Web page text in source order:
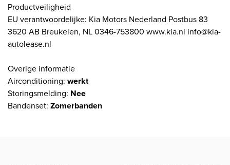
Productveiligheid
EU verantwoordelijke: Kia Motors Nederland Postbus 83
3620 AB Breukelen, NL 0346-753800 www.kia.nl info@kia-
autolease.nl
Overige informatie
Airconditioning: werkt
Storingsmelding: Nee
Bandenset: Zomerbanden